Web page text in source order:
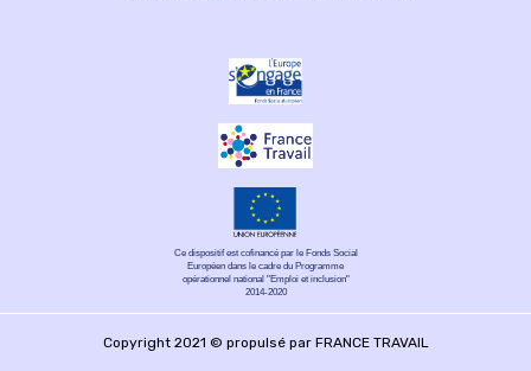
Ce dispositif est cofinancé par le Fonds Social
Européen dans le cadre du Programme
opérationnel national "Emploi et inclusion"
2014-2020
Copyright 2021 © propulsé par FRANCE TRAVAIL